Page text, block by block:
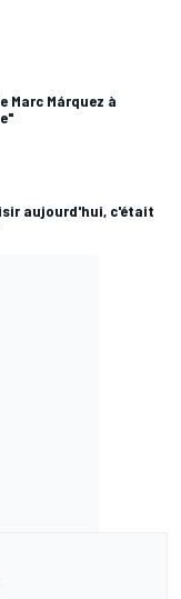
Marc Márquez à
aujourd'hui, c'était